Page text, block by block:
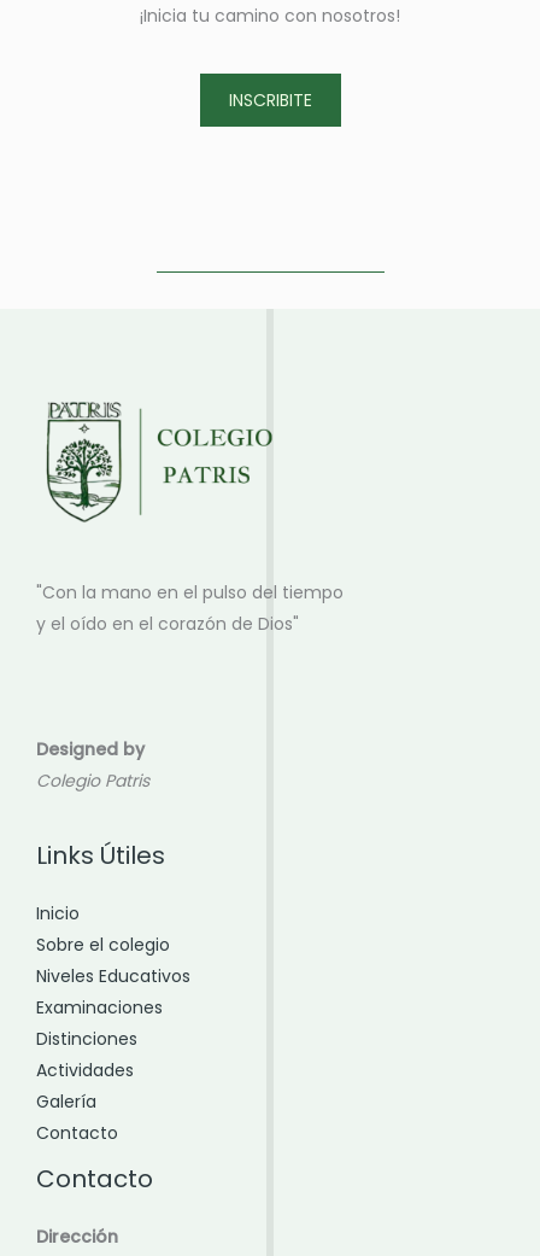
¡Inicia tu camino con nosotros!
INSCRIBITE
"Con la mano en el pulso del tiempo
y el oído en el corazón de Dios"
Designed by
Colegio Patris
Links Útiles
Inicio
Sobre el colegio
Niveles Educativos
Examinaciones
Distinciones
Actividades
Galería
Contacto
Contacto
Dirección